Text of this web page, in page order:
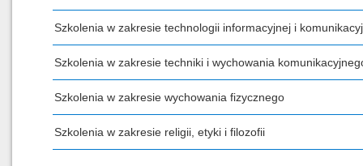
Szkolenia w zakresie technologii informacyjnej i
Szkolenia w zakresie techniki i wychowania
Szkolenia w zakresie wychowania fizycznego
Szkolenia w zakresie religii, etyki i filozofii